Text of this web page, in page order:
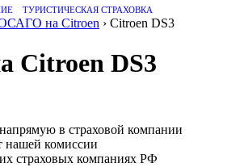
ТУРИСТИЧЕСКАЯ СТРАХОВКА
на Citroen › Citroen DS3
Citroen DS3
в страховой компании
нашей комиссии
страховых компаниях РФ